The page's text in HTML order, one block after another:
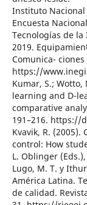
Instituto Nacional
Encuesta
Tecnologías de
2019.
Comunica- ciones
https://
Kumar, S.;
learning and D-
comparative
191–216. https://
Kvavik, R.
control: How
L. Oblinger
Lugo, M. T. y
América Latina.
de calidad.